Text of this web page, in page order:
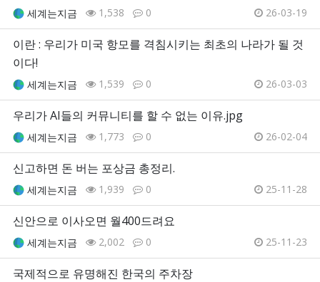
세계는지금 1,538 0 26-03-19
이란 : 우리가 미국 항모를 격침시키는 최초의 나라가 될 것
이다!
세계는지금 1,539 0 26-03-03
우리가 AI들의 커뮤니티를 할 수 없는 이유.jpg
세계는지금 1,773 0 26-02-04
신고하면 돈 버는 포상금 총정리.
세계는지금 1,939 0 25-11-28
신안으로 이사오면 월400드려요
세계는지금 2,002 0 25-11-23
국제적으로 유명해진 한국의 주차장